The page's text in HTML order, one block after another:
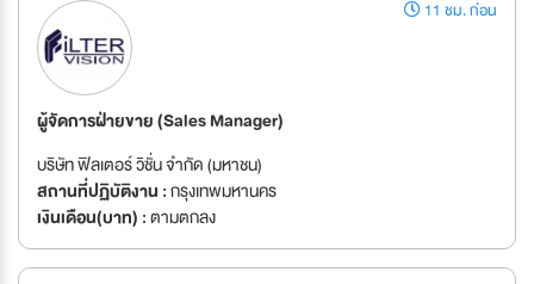
11 ชม. ก่อน
ผู้จัดการฝ่ายขาย (Sales Manager)
บริษัท ฟิลเตอร์ วิชั่น จำกัด (มหาชน)
สถานที่ปฏิบัติงาน :กรุงเทพมหานคร
เงินเดือน(บาท) :ตามตกลง